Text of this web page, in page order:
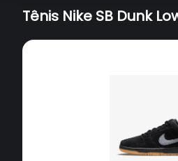
Tênis Nike SB Dunk